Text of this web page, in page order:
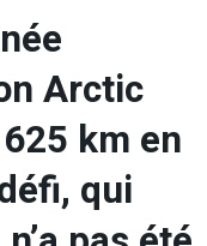
Arctic
km en
qui